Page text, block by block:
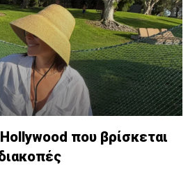
που βρίσκεται